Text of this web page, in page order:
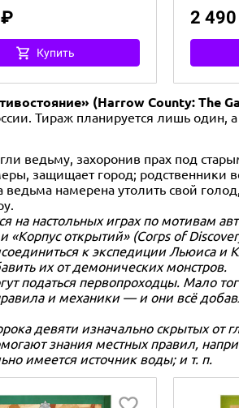
Купить
2
(Harrow County: The
Тираж планируется лишь один,
ведьму, захоронив прах под
защищает город; родственники
намерена утолить свой
на настольных играх по мотивам
открытий» (Corps of
к экспедиции Льюиса и
их от демонических монстров.
податься первопроходцы. Мало
и механики — и они всё
девяти изначально скрытых от
знания местных правил,
имеется источник воды; и т. п.